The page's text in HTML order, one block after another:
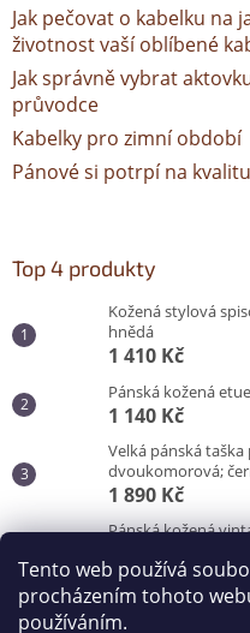
Tento web používá
procházením tohoto
používáním.
Jak pečovat o kabelku na
životnost vaší oblíbené
Jak správně vybrat
průvodce
Kabelky pro zimní období
Pánové si potrpí na kvalitu
Top 4 produkty
Kožená stylová
hnědá
1 410 Kč
Pánská kožená
1 140 Kč
Velká pánská
dvoukomorová;
1 890 Kč
Pánská kožená
3 100 Kč